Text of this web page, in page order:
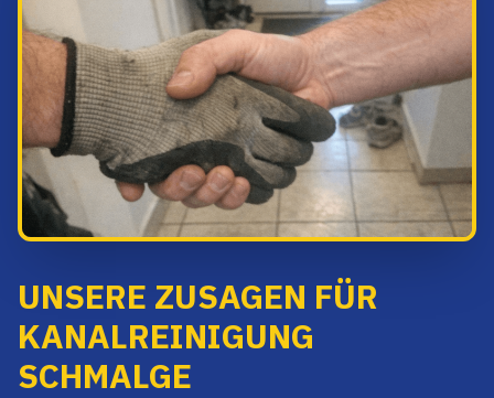
UNSERE ZUSAGEN FÜR
KANALREINIGUNG
SCHMALGE